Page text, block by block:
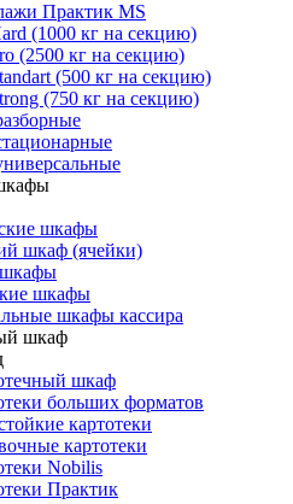
Практик MS
(1000 кг на секцию)
(2500 кг на секцию)
(500 кг на секцию)
(750 кг на секцию)
шкафы
шкаф (ячейки)
шкафы
шкафы кассира
шкаф
шкаф
больших форматов
картотеки
картотеки
Nobilis
Практик